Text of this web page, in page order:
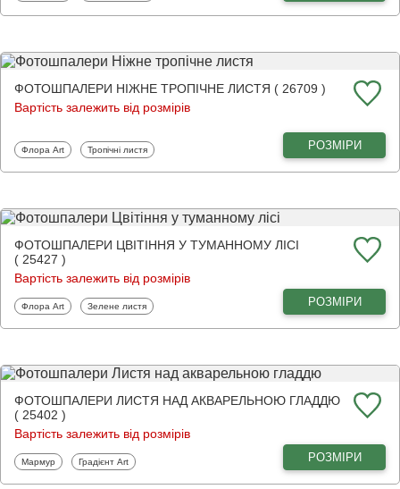
ФОТОШПАЛЕРИ НІЖНЕ ТРОПІЧНЕ ЛИСТЯ ( 26709 )
Вартість залежить від розмірів
Фотошпалери
Флора Art Фотошпалери
Тропічні листя РОЗМІРИ
ФОТОШПАЛЕРИ ЦВІТІННЯ У ТУМАННОМУ ЛІСІ
( 25427 )
Вартість залежить від розмірів
Фотошпалери
Флора Art Фотошпалери
Зелене листя РОЗМІРИ
ФОТОШПАЛЕРИ ЛИСТЯ НАД АКВАРЕЛЬНОЮ ГЛАДДЮ
( 25402 )
Вартість залежить від розмірів
Фотошпалери
Мармур Фотошпалери
Градієнт Art РОЗМІРИ